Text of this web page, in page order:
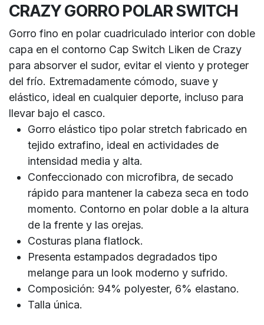
CRAZY GORRO POLAR SWITCH
Gorro fino en polar cuadriculado interior con doble
capa en el contorno Cap Switch Liken de Crazy
para absorver el sudor, evitar el viento y proteger
del frío. Extremadamente cómodo, suave y
elástico, ideal en cualquier deporte, incluso para
llevar bajo el casco.
Gorro elástico tipo polar stretch fabricado en
tejido extrafino, ideal en actividades de
intensidad media y alta.
Confeccionado con microfibra, de secado
rápido para mantener la cabeza seca en todo
momento. Contorno en polar doble a la altura
de la frente y las orejas.
Costuras plana flatlock.
Presenta estampados degradados tipo
melange para un look moderno y sufrido.
Composición: 94% polyester, 6% elastano.
Talla única.